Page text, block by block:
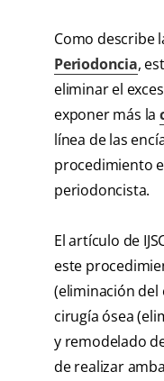
Como describe
Periodoncia,
eliminar el
exponer más la
línea de las
procedimiento
periodoncista.
El artículo de
este
(eliminación del
cirugía ósea
y remodelado
de realizar